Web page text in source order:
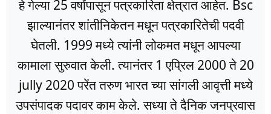
हे गेल्या 25 वर्षांपासून पत्रकारिता क्षेत्रात आहेत. Bsc
झाल्यानंतर शांतीनिकेतन मधून पत्रकारितेची पदवी
घेतली. 1999 मध्ये त्यांनी लोकमत मधून आपल्या
कामाला सुरुवात केली. त्यानंतर 1 एप्रिल 2000 ते 20
jully 2020 परेंत तरुण भारत च्या सांगली आवृत्ती मध्ये
उपसंपादक पदावर काम केले. सध्या ते दैनिक जनप्रवास